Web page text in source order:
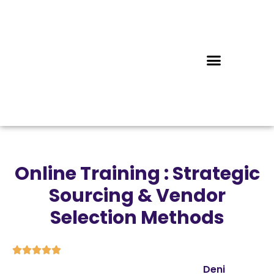
Online Training : Strategic
Sourcing & Vendor
Selection Methods

Deni